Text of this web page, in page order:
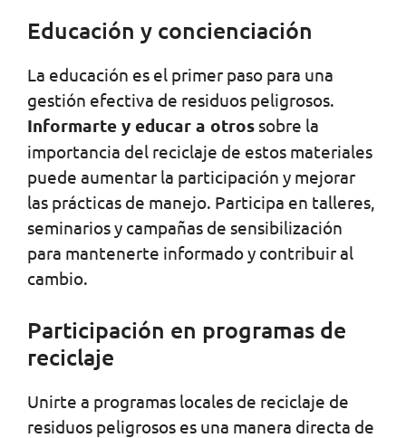
Educación y concienciación
La educación es el primer paso para una
gestión efectiva de residuos peligrosos.
Informarte y educar a otros sobre la
importancia del reciclaje de estos materiales
puede aumentar la participación y mejorar
las prácticas de manejo. Participa en talleres,
seminarios y campañas de sensibilización
para mantenerte informado y contribuir al
cambio.
Participación en programas de
reciclaje
Unirte a programas locales de reciclaje de
residuos peligrosos es una manera directa de